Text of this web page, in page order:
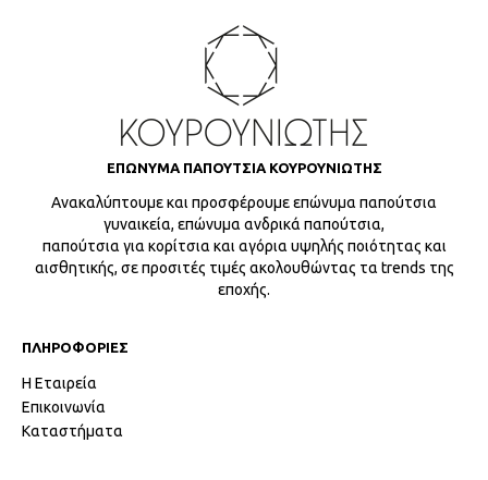
ΕΠΩΝΥΜΑ ΠΑΠΟΥΤΣΙΑ ΚΟΥΡΟΥΝΙΩΤΗΣ
Ανακαλύπτουμε και προσφέρουμε επώνυμα παπούτσια
γυναικεία, επώνυμα ανδρικά παπούτσια,
παπούτσια για κορίτσια και αγόρια υψηλής ποιότητας και
αισθητικής, σε προσιτές τιμές ακολουθώντας τα trends της
εποχής.
ΠΛΗΡΟΦΟΡΙΕΣ
Η Εταιρεία
Επικοινωνία
Καταστήματα